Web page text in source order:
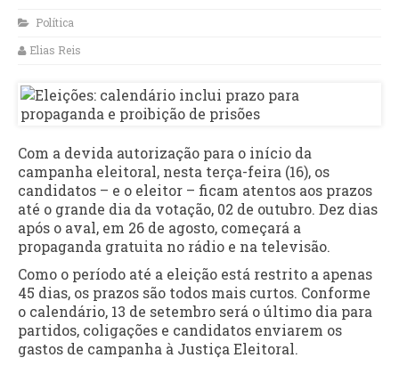
Política
Elias Reis
Com a devida autorização para o início da
campanha eleitoral, nesta terça-feira (16), os
candidatos – e o eleitor – ficam atentos aos prazos
até o grande dia da votação, 02 de outubro. Dez dias
após o aval, em 26 de agosto, começará a
propaganda gratuita no rádio e na televisão.
Como o período até a eleição está restrito a apenas
45 dias, os prazos são todos mais curtos. Conforme
o calendário, 13 de setembro será o último dia para
partidos, coligações e candidatos enviarem os
gastos de campanha à Justiça Eleitoral.